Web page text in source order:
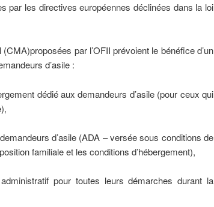
par les directives européennes déclinées dans la loi
par l’OFII prévoient le bénéfice d’un
d’asile :
dédié aux demandeurs d’asile (pour ceux qui
d’asile (ADA – versée sous conditions de
familiale et les conditions d’hébergement),
pour toutes leurs démarches durant la